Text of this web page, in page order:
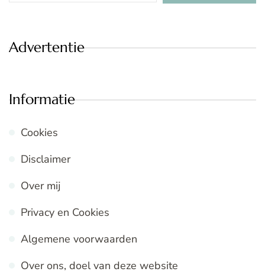
Advertentie
Informatie
Cookies
Disclaimer
Over mij
Privacy en Cookies
Algemene voorwaarden
Over ons, doel van deze website